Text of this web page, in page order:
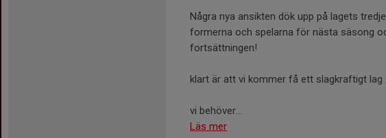
Några nya ansikten dök upp på lagets
formerna och spelarna för nästa säsong
fortsättningen!
klart är att vi kommer få ett slagkraftigt lag
vi behöver...
Läs mer